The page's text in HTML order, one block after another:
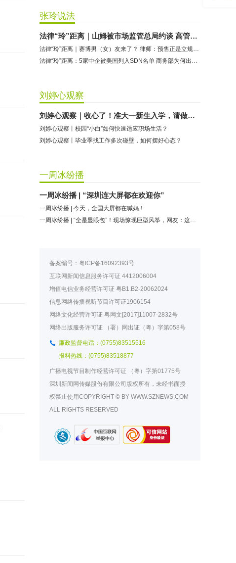
张玲说法
法律“玲”距离｜山姆被市场监管总局约谈 高管换帅，你还续费吗？
刘婷心观察
刘婷心观察｜收心了！准大一新生入学，请做好这些准备
刘婷心观察丨校园“小白”如何快速适应职场生活？
刘婷心观察丨毕业季找工作多次碰壁，如何摆好心态？
一周冰纷播
一周冰纷播 | “深圳连大屏都在欢迎你”
一周冰纷播 | 今天，全国大屏都在喊妈！
备案编号：粤ICP备16092393号
互联网新闻信息服务许可证4412006004
增值电信业务经营许可证粤B1.B2-20062024
信息网络传播视听节目许可证1906154
网络文化经营许可证粤网文[2017]11007-2832号
网络出版服务许可证
（署）网出证（粤）字第058号
廉政监督电话：(0755)83515516
报料热线：(0755)83518877
广播电视节目制作经营许可证
（粤）字第01775号
深圳新闻网传媒股份有限公司版权所有，未经书面授
权禁止使用COPYRIGHT © BY WWW.SZNEWS.COM
ALL RIGHTS RESERVED